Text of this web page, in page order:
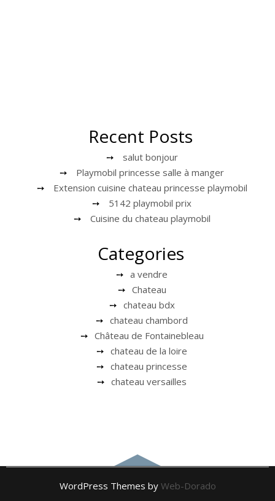
Recent Posts
salut bonjour
Playmobil princesse salle à manger
Extension cuisine chateau princesse playmobil
5142 playmobil prix
Cuisine du chateau playmobil
Categories
a vendre
Chateau
chateau bdx
chateau chambord
Château de Fontainebleau
chateau de la loire
chateau princesse
chateau versailles
WordPress Themes by Web-Dorado